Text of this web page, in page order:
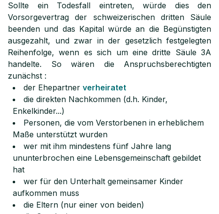
Sollte ein Todesfall eintreten, würde dies den
Vorsorgevertrag der schweizerischen dritten Säule
beenden und das Kapital würde an die Begünstigten
ausgezahlt, und zwar in der gesetzlich festgelegten
Reihenfolge, wenn es sich um eine dritte Säule 3A
handelte. So wären die Anspruchsberechtigten
zunächst :
der Ehepartner verheiratet
die direkten Nachkommen (d.h. Kinder,
Enkelkinder...)
Personen, die vom Verstorbenen in erheblichem
Maße unterstützt wurden
wer mit ihm mindestens fünf Jahre lang
ununterbrochen eine Lebensgemeinschaft gebildet
hat
wer für den Unterhalt gemeinsamer Kinder
aufkommen muss
die Eltern (nur einer von beiden)